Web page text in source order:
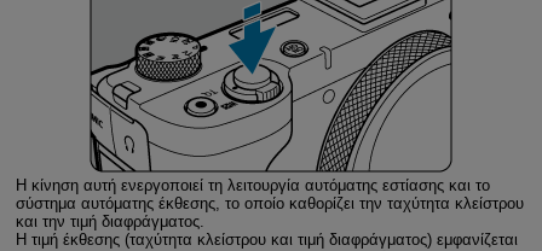
Η κίνηση αυτή ενεργοποιεί τη λειτουργία αυτόματης εστίασης και το
σύστημα αυτόματης έκθεσης, το οποίο καθορίζει την ταχύτητα κλείστρου
και την τιμή διαφράγματος.
Η τιμή έκθεσης (ταχύτητα κλείστρου και τιμή διαφράγματος) εμφανίζεται